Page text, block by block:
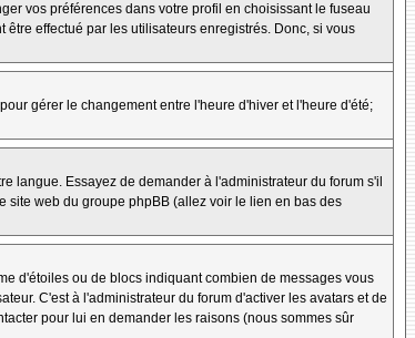
vos préférences dans votre profil en choisissant le fuseau
effectué par les utilisateurs enregistrés. Donc, si vous
gérer le changement entre l'heure d'hiver et l'heure d'été;
langue. Essayez de demander à l'administrateur du forum s'il
site web du groupe phpBB (allez voir le lien en bas des
d'étoiles ou de blocs indiquant combien de messages vous
C'est à l'administrateur du forum d'activer les avatars et de
pour lui en demander les raisons (nous sommes sûr